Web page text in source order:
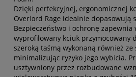
Dzięki perfekcyjnej, ergonomicznej
Overlord Rage idealnie dopasowują
Bezpieczeństwo i ochronę zapewnia
wyprofilowany kciuk przymocowany
szeroką taśmą wykonaną również
minimalizując ryzyko jego wybicia.
usztywniony przez rozbudowane